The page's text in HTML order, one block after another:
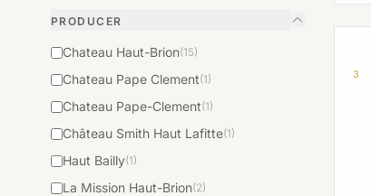
PRODUCER
Chateau Haut-Brion(15)
Chateau Pape Clement(1)
Chateau Pape-Clement(1)
Château Smith Haut Lafitte(1)
Haut Bailly(1)
La Mission Haut-Brion(2)
3